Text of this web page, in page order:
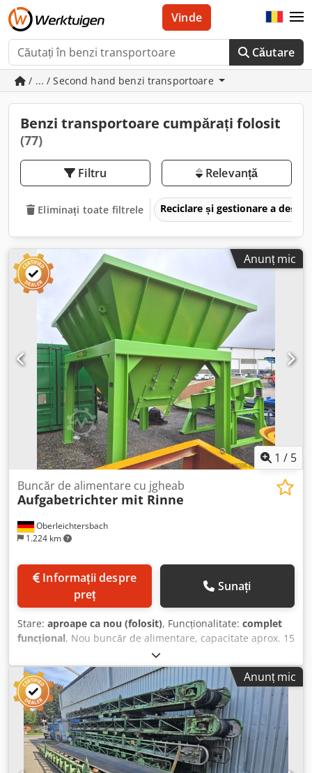
Căutare
Vinde
/ ... / Second hand benzi transportoare
Benzi transportoare cumpărați folosit
(77)
Filtru Relevanță
Eliminați toate filtrele Reciclare și gestionare a
Anunț mic
1 / 5
Oberleichtersbach
1.224 km
Buncăr de alimentare cu jgheab
Aufgabetrichter mit Rinne
preț
Sunați
Stare: aproape ca nou (folosit), Funcționalitate: complet
funcțional, Nou buncăr de alimentare, capacitate aprox. 15
m³ Orificiu de umplere: 3,7 x 3,1 m structură nouă din oțel,
realizată din profile HEB200 echipat cu jgheab de
descărcare HAVER & BOECKER Suprafață de lucru: 1.750 x
1.250 mm Dcjdszr D Tvjpfx Ag Dsk 2 x motor de 1,4 kW
Anunț mic